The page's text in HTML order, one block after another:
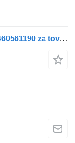
Daljinski upravljalnik za vzmetenje 4460561190 za tovornjak IVECO Stralis